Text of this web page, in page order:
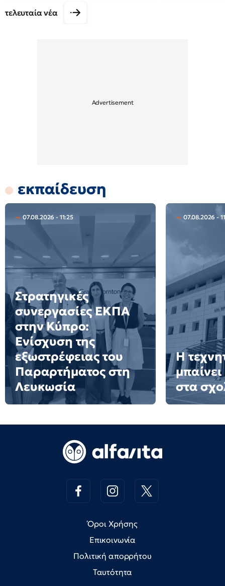
τελευταία νέα
εκπαίδευση
07.08.2026 - 11:25
Στρατηγικές
συνεργασίες ΕΚΠΑ
στην Κύπρο:
Ενίσχυση της
εξωστρέφειας του
Παραρτήματος στη
Λευκωσία
07.08.2026 -
Η
στα
Όροι Χρήσης
Επικοινωνία
Πολιτική απορρήτου
Ταυτότητα